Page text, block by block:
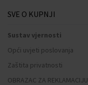
SVE O KUPNJI
Sustav vjernosti
Opći uvjeti poslovanja
Zaštita privatnosti
OBRAZAC ZA REKLAMACIJU